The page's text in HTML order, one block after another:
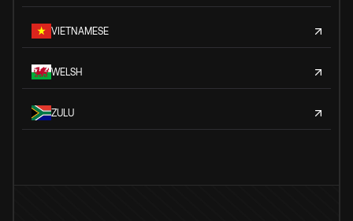
VIETNAMESE
WELSH
ZULU